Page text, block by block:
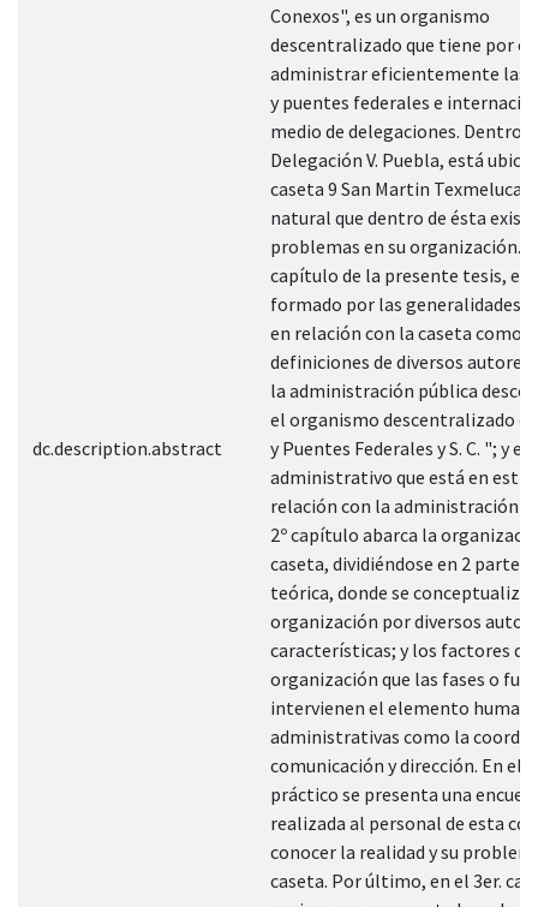
dc.description.abstract
Conexos", es un organismo
descentralizado que tiene por
administrar eficientemente las
y puentes federales e
medio de delegaciones. Dentro
Delegación V. Puebla, está
caseta 9 San Martin
natural que dentro de ésta
problemas en su organización.
capítulo de la presente tesis,
formado por las generalidades
en relación con la caseta como
definiciones de diversos autores
la administración pública
el organismo descentralizado
y Puentes Federales y S. C. "; y el
administrativo que está en
relación con la administración
2º capítulo abarca la
caseta, dividiéndose en 2 partes:
teórica, donde se conceptualiza
organización por diversos
características; y los factores de
organización que las fases o
intervienen el elemento
administrativas como la
comunicación y dirección. En el
práctico se presenta una
realizada al personal de esta
conocer la realidad y su
caseta. Por último, en el 3er.